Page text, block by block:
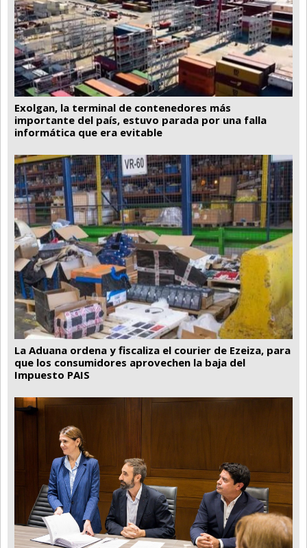
Exolgan, la terminal de contenedores más
importante del país, estuvo parada por una falla
informática que era evitable
La Aduana ordena y fiscaliza el courier de Ezeiza, para
que los consumidores aprovechen la baja del
Impuesto PAIS